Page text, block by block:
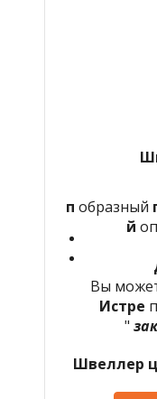
п образный
й
Вы
Истре
"
Швеллер